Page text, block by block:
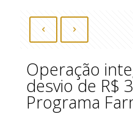
Operação
desvio de R$
Programa